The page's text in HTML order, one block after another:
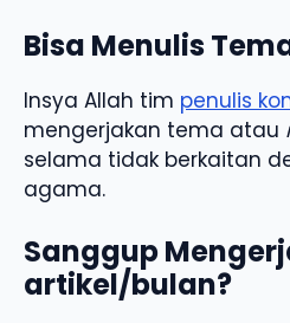
Bisa Menulis
Insya Allah tim penulis
mengerjakan tema atau
selama tidak berkaitan
agama.
Sanggup
artikel/bulan?